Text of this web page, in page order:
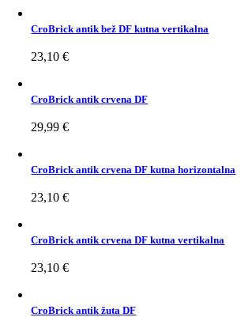
CroBrick antik bež DF kutna vertikalna
23,10€
CroBrick antik crvena DF
29,99€
CroBrick antik crvena DF kutna horizontalna
23,10€
CroBrick antik crvena DF kutna vertikalna
23,10€
CroBrick antik žuta DF